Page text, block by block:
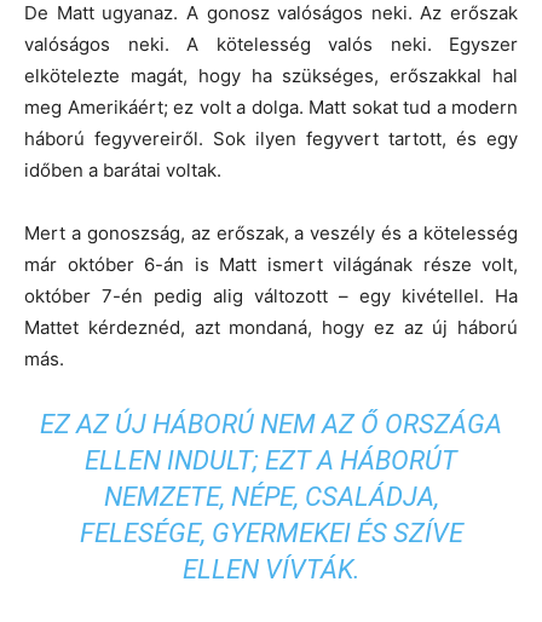
De Matt ugyanaz. A gonosz valóságos neki. Az erőszak
valóságos neki. A kötelesség valós neki. Egyszer
elkötelezte magát, hogy ha szükséges, erőszakkal hal
meg Amerikáért; ez volt a dolga. Matt sokat tud a modern
háború fegyvereiről. Sok ilyen fegyvert tartott, és egy
időben a barátai voltak.
Mert a gonoszság, az erőszak, a veszély és a kötelesség
már október 6-án is Matt ismert világának része volt,
október 7-én pedig alig változott – egy kivétellel. Ha
Mattet kérdeznéd, azt mondaná, hogy ez az új háború
más.
EZ AZ ÚJ HÁBORÚ NEM AZ Ő ORSZÁGA
ELLEN INDULT; EZT A HÁBORÚT
NEMZETE, NÉPE, CSALÁDJA,
FELESÉGE, GYERMEKEI ÉS SZÍVE
ELLEN VÍVTÁK.